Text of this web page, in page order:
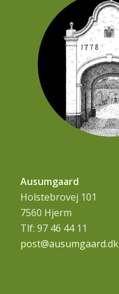
Ausumgaard
Holstebrovej 101
7560 Hjerm
Tlf: 97 46 44 11
post@ausumgaard.dk